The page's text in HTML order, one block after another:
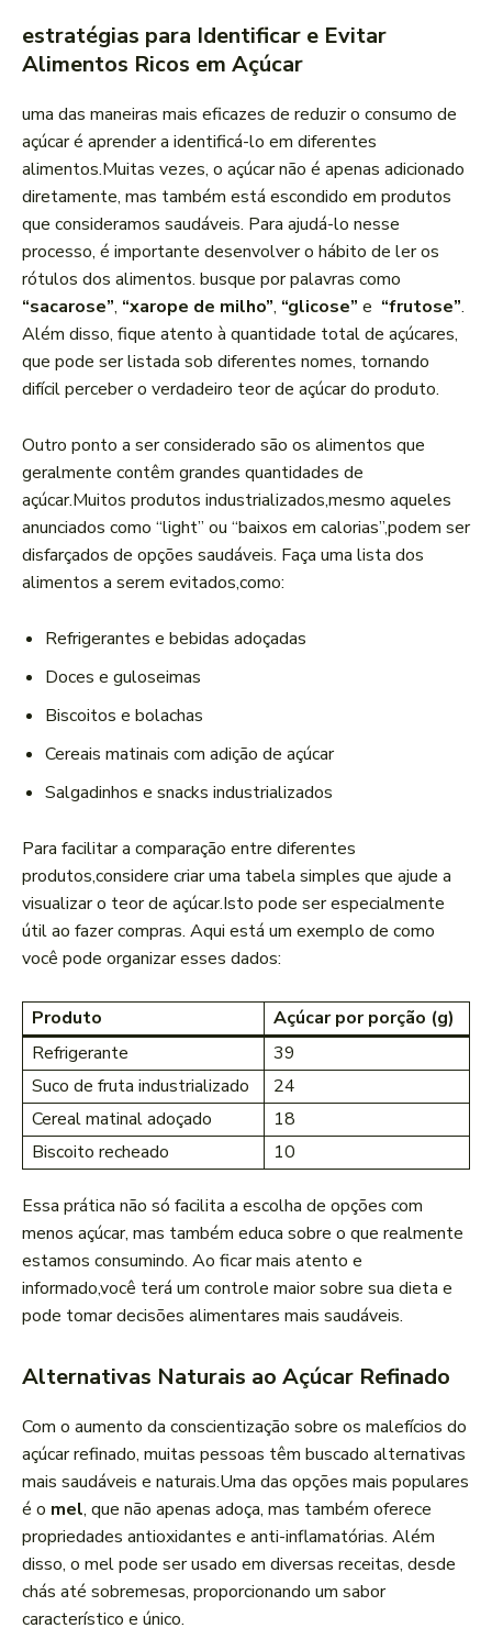
estratégias ‌para Identificar e Evitar
Alimentos Ricos em⁢ Açúcar
uma das maneiras mais eficazes de reduzir o consumo de
açúcar é aprender a identificá-lo⁤ em diferentes
alimentos.Muitas vezes, o açúcar não é apenas adicionado⁣
diretamente, mas também está escondido em produtos
que consideramos saudáveis. Para ⁣ajudá-lo nesse
processo, é importante desenvolver o hábito de⁢ ler os
rótulos dos alimentos. busque por palavras como
“sacarose”, “xarope de milho”, “glicose” e ‍ “frutose”.
Além⁤ disso, fique atento à quantidade total de açúcares,
‍que pode ser listada sob diferentes nomes, tornando
difícil perceber ​o verdadeiro teor de açúcar do produto.
Outro ponto a ser considerado são os ⁢alimentos⁣ que
geralmente ‍contêm⁤ grandes‍ quantidades de
açúcar.Muitos produtos industrializados,mesmo ⁢aqueles
anunciados como “light” ou “baixos em calorias”,podem ser
disfarçados de opções saudáveis. Faça uma lista dos
alimentos ​a serem evitados,como:
Refrigerantes e ⁢bebidas adoçadas
Doces⁢ e ​guloseimas
Biscoitos e bolachas
Cereais matinais com adição de açúcar
Salgadinhos ​e snacks industrializados
Para facilitar a comparação entre diferentes
produtos,considere criar uma tabela simples que ajude a
visualizar o ⁣teor de açúcar.Isto pode ser especialmente
útil ⁢ao fazer‌ compras. Aqui está um exemplo de como
você pode organizar esses dados:
Produto
Açúcar por ⁢porção (g)
Refrigerante
39
Suco de fruta industrializado
24
Cereal⁢ matinal adoçado
18
Biscoito recheado
10
Essa prática não só facilita a escolha de opções com
menos açúcar, mas também educa sobre o que realmente
estamos consumindo. Ao ficar mais atento e
informado,você terá um controle maior sobre sua dieta e
pode tomar ⁢decisões alimentares mais saudáveis.
Alternativas Naturais ao Açúcar Refinado
Com o aumento da conscientização sobre os‌ malefícios do
açúcar refinado, muitas pessoas ‍têm buscado alternativas
mais ⁢saudáveis e naturais.Uma das opções mais populares
é o mel,‌ que não apenas adoça, mas também oferece
‍propriedades antioxidantes ​e anti-inflamatórias. Além
disso, o mel pode ser usado em ⁢diversas receitas, desde
chás até sobremesas, proporcionando um sabor
característico e único.